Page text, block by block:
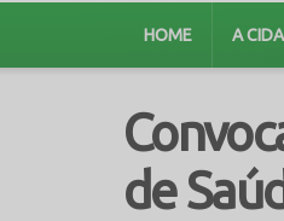
HOME A
de